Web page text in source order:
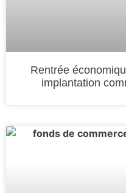
Rentrée
implantation